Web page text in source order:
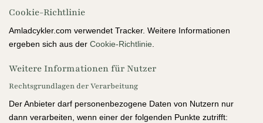
Cookie-Richtlinie
Amladcykler.com verwendet Tracker. Weitere Informationen
ergeben sich aus der Cookie-Richtlinie
Weitere Informationen für Nutzer
Rechtsgrundlagen der Verarbeitung
Der Anbieter darf personenbezogene Daten von Nutzern nur
dann verarbeiten, wenn einer der folgenden Punkte zutrifft: